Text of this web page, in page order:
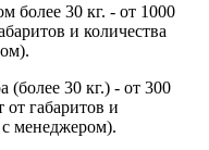
более 30 кг. - от 1000
и количества
(более 30 кг.) - от 300
от габаритов и
с менеджером).